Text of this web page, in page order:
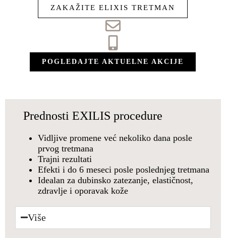
ZAKAŽITE ELIXIS TRETMAN
POGLEDAJTE AKTUELNE AKCIJE
Prednosti EXILIS procedure
Vidljive promene već nekoliko dana posle
prvog tretmana
Trajni rezultati
Efekti i do 6 meseci posle poslednjeg tretmana
Idealan za dubinsko zatezanje, elastičnost,
zdravlje i oporavak kože
Više